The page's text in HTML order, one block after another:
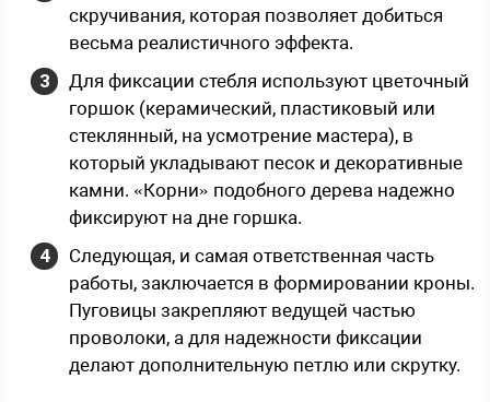
скручивания, которая позволяет добиться
весьма реалистичного эффекта.
Для фиксации стебля используют цветочный
горшок (керамический, пластиковый или
стеклянный, на усмотрение мастера), в
который укладывают песок и декоративные
камни. «Корни» подобного дерева надежно
фиксируют на дне горшка.
Следующая, и самая ответственная часть
работы, заключается в формировании кроны.
Пуговицы закрепляют ведущей частью
проволоки, а для надежности фиксации
делают дополнительную петлю или скрутку.